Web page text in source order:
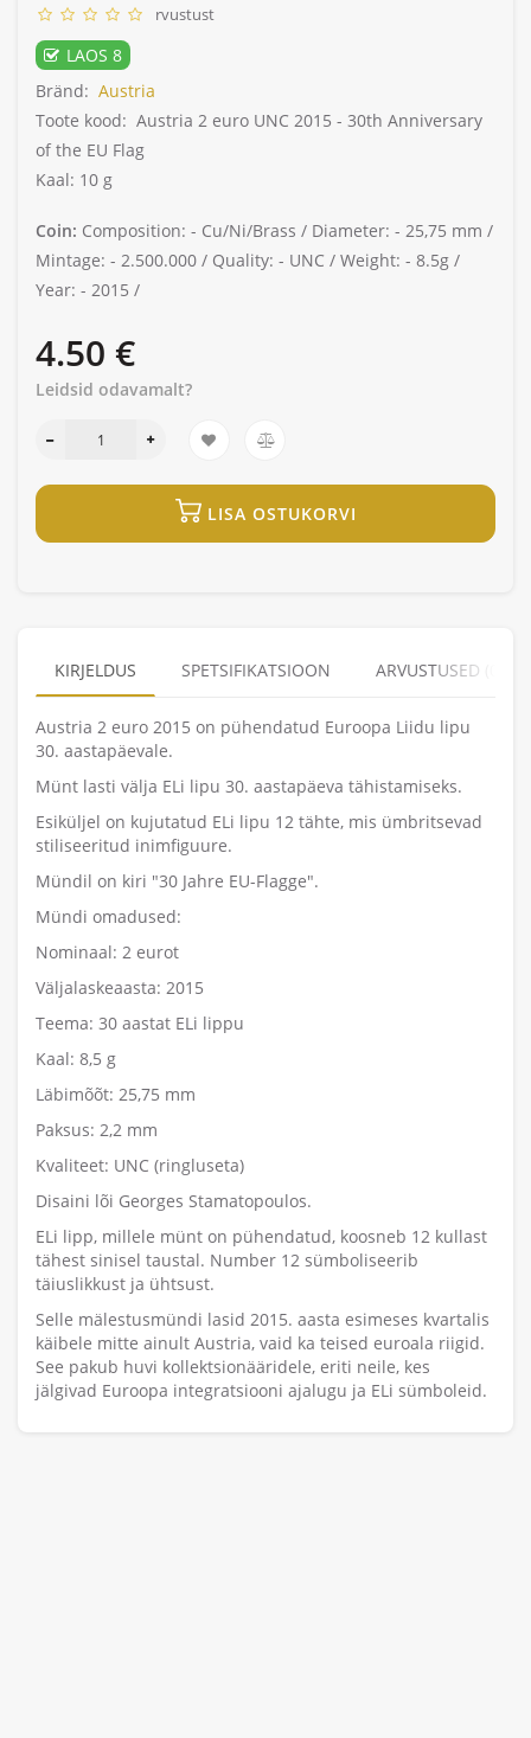
rvustust
LAOS 8
Bränd: Austria
Toote kood: Austria 2 euro UNC 2015 - 30th Anniversary
of the EU Flag
Kaal: 10 g
Coin: Composition: - Cu/Ni/Brass / Diameter: - 25,75 mm /
Mintage: - 2.500.000 / Quality: - UNC / Weight: - 8.5g /
Year: - 2015 /
4.50 €
Leidsid odavamalt?
LISA OSTUKORVI
KIRJELDUS SPETSIFIKATSIOON ARVUSTUSED (0)
Austria 2 euro 2015 on pühendatud Euroopa Liidu lipu
30. aastapäevale.
Münt lasti välja ELi lipu 30. aastapäeva tähistamiseks.
Esiküljel on kujutatud ELi lipu 12 tähte, mis ümbritsevad
stiliseeritud inimfiguure.
Mündil on kiri "30 Jahre EU-Flagge".
Mündi omadused:
Nominaal: 2 eurot
Väljalaskeaasta: 2015
Teema: 30 aastat ELi lippu
Kaal: 8,5 g
Läbimõõt: 25,75 mm
Paksus: 2,2 mm
Kvaliteet: UNC (ringluseta)
Disaini lõi Georges Stamatopoulos.
ELi lipp, millele münt on pühendatud, koosneb 12 kullast
tähest sinisel taustal. Number 12 sümboliseerib
täiuslikkust ja ühtsust.
Selle mälestusmündi lasid 2015. aasta esimeses kvartalis
käibele mitte ainult Austria, vaid ka teised euroala riigid.
See pakub huvi kollektsionääridele, eriti neile, kes
jälgivad Euroopa integratsiooni ajalugu ja ELi sümboleid.